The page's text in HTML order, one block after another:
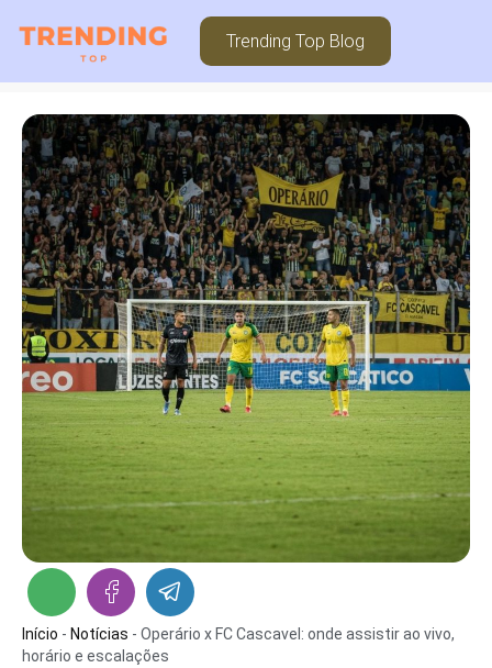
Trending Top Blog
Início - Notícias - Operário x FC Cascavel: onde assistir ao vivo,
horário e escalações